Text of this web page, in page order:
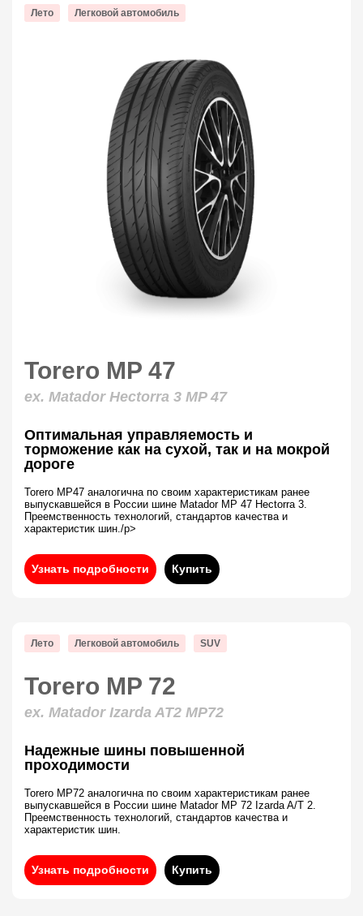
Лето Легковой автомобиль
Torero MP 47
ex. Matador Hectorra 3 MP 47
Оптимальная управляемость и
торможение как на сухой, так и на мокрой
дороге
Torero MP47 аналогична по своим характеристикам ранее
выпускавшейся в России шине Matador MP 47 Hectorra 3.
Преемственность технологий, стандартов качества и
характеристик шин./p>
Узнать подробности Купить
Лето Легковой автомобиль SUV
Torero MP 72
ex. Matador Izarda AT2 MP72
Надежные шины повышенной
проходимости
Torero MP72 аналогична по своим характеристикам ранее
выпускавшейся в России шине Matador MP 72 Izarda A/T 2.
Преемственность технологий, стандартов качества и
характеристик шин.
Узнать подробности Купить